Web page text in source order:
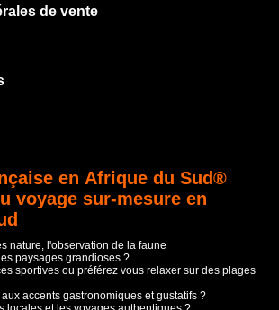
de vente
en Afrique du Sud®
voyage sur-mesure en
nature, l'observation de la faune
paysages grandioses ?
sportives ou préférez vous relaxer sur des plages
accents gastronomiques et gustatifs ?